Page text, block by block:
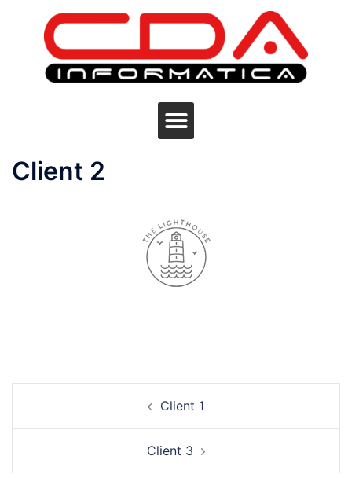
Client 2
Client 1
Client 3